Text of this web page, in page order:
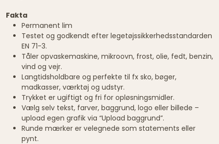
Fakta
Permanent lim
Testet og godkendt efter legetøjssikkerhedsstandarden
EN 71-3.
Tåler opvaskemaskine, mikroovn, frost, olie, fedt, benzin,
vind og vejr.
Langtidsholdbare og perfekte til fx sko, bøger,
madkasser, værktøj og udstyr.
Trykket er ugiftigt og fri for opløsningsmidler.
Vælg selv tekst, farver, baggrund, logo eller billede –
upload egen grafik via “Upload baggrund”.
Runde mærker er velegnede som statements eller
pynt.